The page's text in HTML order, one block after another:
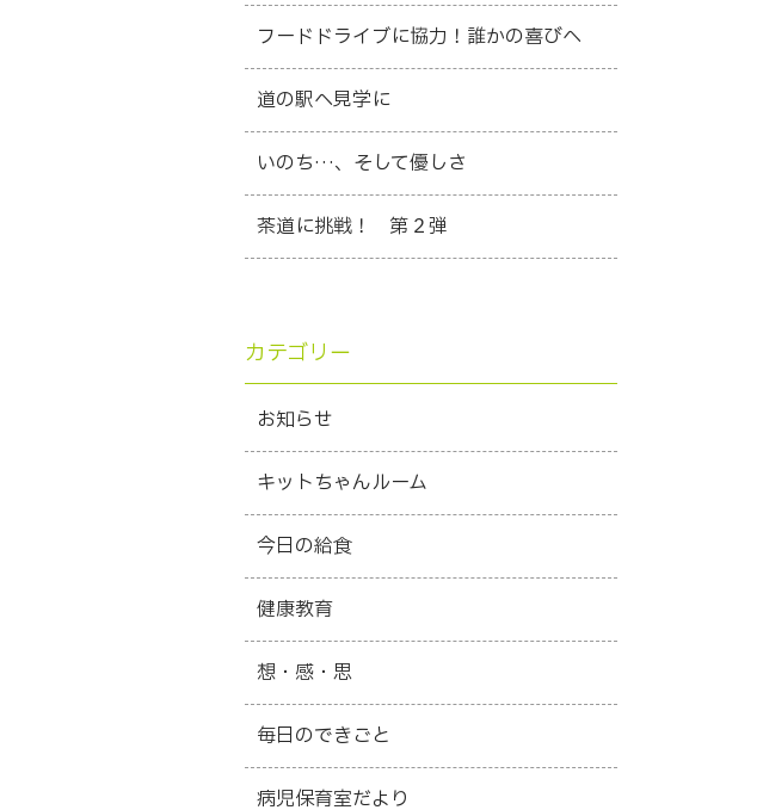
フードドライブに協力！誰かの喜びへ
道の駅へ見学に
いのち…、そして優しさ
茶道に挑戦！ 第２弾
カテゴリー
お知らせ
キットちゃんルーム
今日の給食
健康教育
想・感・思
毎日のできごと
病児保育室だより